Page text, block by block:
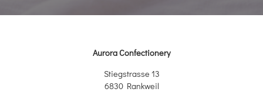
Aurora Confectionery
Stiegstrasse 13
6830 Rankweil